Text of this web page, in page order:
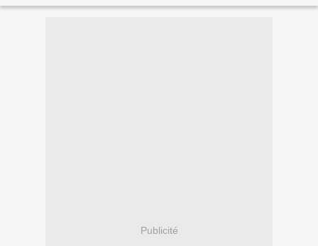
Publicité